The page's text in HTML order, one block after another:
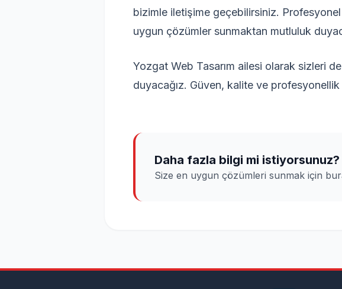
bizimle iletişime geçebilirsiniz.
uygun çözümler sunmaktan mutluluk
Yozgat Web Tasarım ailesi olarak sizleri
duyacağız. Güven, kalite ve
Daha fazla bilgi mi istiyorsunuz?
Size en uygun çözümleri sunmak için